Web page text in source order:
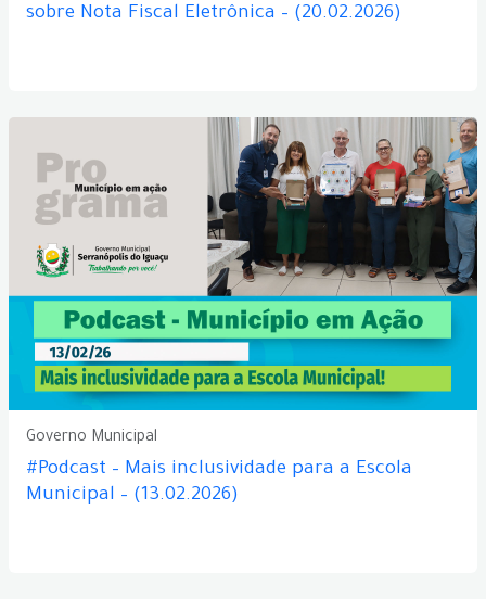
sobre Nota Fiscal Eletrônica – (20.02.2026)
Governo Municipal
#Podcast – Mais inclusividade para a Escola
Municipal – (13.02.2026)